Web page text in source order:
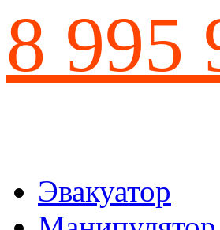
8 995
Эвакуатор